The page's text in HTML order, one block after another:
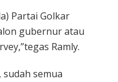
Partai Golkar
gubernur atau
Ramly.
semua